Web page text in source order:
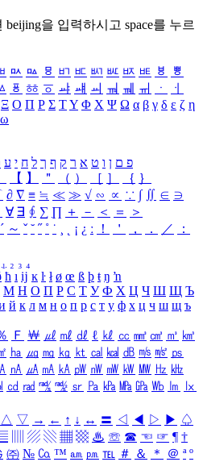
beijing을 입력하시고 space를 누르
ㅯ ㅰ ㅱ ㅲ ㅳ ㅴ ㅵ ㅶ ㅷ ㅸ
ㅹ
ㆄ ㆅ ㆆ ㆇ ㆈ ㆉ ㆊ ㆋ ㆌ ㆍ
ㆎ
Ξ Ο Π Ρ Σ ΤΥ Φ Χ Ψ Ω α β γ δ ε ζ η
ω
פ ם ן ו ט א ר ק ף ך ל ח י ע
【 】 ＂ （ ） ［ ］ ｛ ｝
∂ ∇ ≡ ≒ ≪ ≫ √ ∽ ∝ ∵ ∫ ∬ ∈ ∋
∀ ∃ ∮ ∑ ∏ ＋ － ＜ ＝
＞
´ ～ ˇ ˘ ˝ ˚ ˙ ¸ ¡ ¿ ː ！ ＇ ， ． ／
：
₁ ₂ ₃ ₄
ħ ı ĳ ĸ ŀ ł ø œ ß þ ŧ ŋ ŉ
М Н О П Р С Т У Ф Х Ц Ч Ш Щ Ъ
й к л м н о п р с т у ф х ц ч ш щ ъ
Ｆ ￦ ㎕ ㎖ ㎗ ℓ ㎘ ㏄ ㎣ ㎤ ㎥ ㎦
㏊ ㎍ ㎎ ㎏ ㏏ ㎈ ㎉ ㏈ ㎧ ㎨ ㎰
㎁ ㎂ ㎃ ㎄ ㎺ ㎻ ㎽ ㎾ ㎿ ㎐ ㎑
㏅ ㎭ ㎮ ㎯ ㏛ ㎩ ㎪ ㎫ ㎬ ㏝ ㏐
㏓
△ ▽ → ← ↑ ↓ ↔ 〓 ◁ ◀ ▷ ▶ ♤
▨ ▧ ▦ ▩ ♨ ☏ ☎ ☜ ☞ ¶ †
㈜ № ㏇ ™ ㏂ ㏘ ℡ ＃ ＆ ＊ ＠ ª º